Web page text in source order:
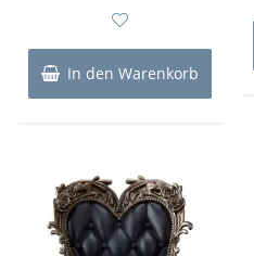
In den Warenkorb